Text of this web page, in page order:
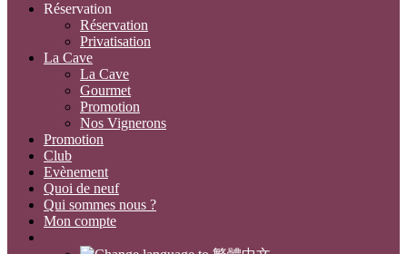
Réservation
Réservation
Privatisation
La Cave
La Cave
Gourmet
Promotion
Nos Vignerons
Promotion
Club
Evènement
Quoi de neuf
Qui sommes nous ?
Mon compte